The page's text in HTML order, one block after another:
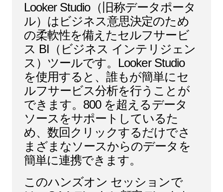
Looker Studio（旧称データポータ
ル）はビジネス意思決定のため
の柔軟性を備えたセルフサービ
ス BI（ビジネス インテリジェン
ス）ツールです。Looker Studio
を使用すると、誰もが簡単にセ
ルフサービス分析を行うことが
できます。800 を超えるデータ
ソースをサポートしているた
め、数回クリックするだけでさ
まざまなソースからのデータを
簡単に連携できます。
このハンズオン セッションで